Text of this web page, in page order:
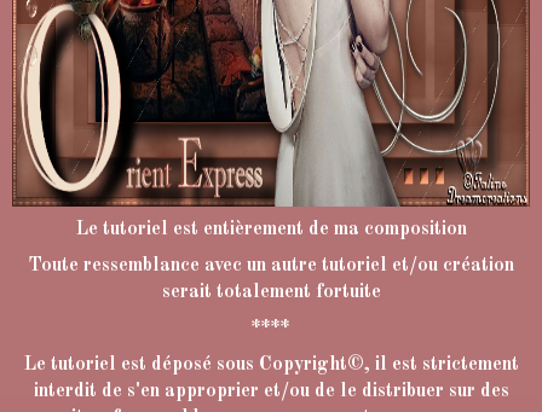
Le tutoriel est entièrement de ma composition
Toute ressemblance avec un autre tutoriel et/ou création
serait totalement fortuite
****
Le tutoriel est déposé sous Copyright©, il est strictement
interdit de s'en approprier et/ou de le distribuer sur des